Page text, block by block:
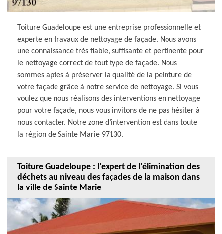
Toiture Guadeloupe est une entreprise professionnelle et
experte en travaux de nettoyage de façade. Nous avons
une connaissance très fiable, suffisante et pertinente pour
le nettoyage correct de tout type de façade. Nous
sommes aptes à préserver la qualité de la peinture de
votre façade grâce à notre service de nettoyage. Si vous
voulez que nous réalisons des interventions en nettoyage
pour votre façade, nous vous invitons de ne pas hésiter à
nous contacter. Notre zone d’intervention est dans toute
la région de Sainte Marie 97130.
Toiture Guadeloupe : l'expert de l'élimination des
déchets au niveau des façades de la maison dans
la ville de Sainte Marie